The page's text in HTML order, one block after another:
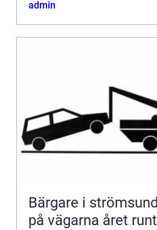
admin
Bärgare i strömsund trygg hjälp
på vägarna året runt